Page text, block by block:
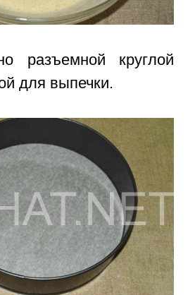
разъемной круглой
для выпечки.